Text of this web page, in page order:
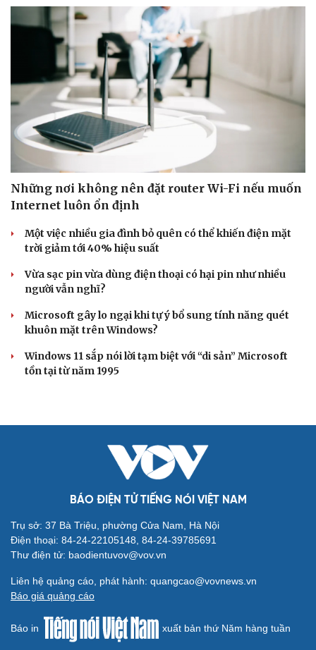
Những nơi không nên đặt router Wi-Fi nếu muốn
Internet luôn ổn định
Một việc nhiều gia đình bỏ quên có thể khiến điện mặt
trời giảm tới 40% hiệu suất
Vừa sạc pin vừa dùng điện thoại có hại pin như nhiều
người vẫn nghĩ?
Microsoft gây lo ngại khi tự ý bổ sung tính năng quét
khuôn mặt trên Windows?
Windows 11 sắp nói lời tạm biệt với “di sản” Microsoft
tồn tại từ năm 1995
BÁO ĐIỆN TỬ TIẾNG NÓI VIỆT NAM
Trụ sở: 37 Bà Triệu, phường Cửa Nam, Hà Nội
Điện thoại: 84-24-22105148, 84-24-39785691
Thư điện tử: baodientuvov@vov.vn
Liên hệ quảng cáo, phát hành: quangcao@vovnews.vn
Báo giá quảng cáo
Báo in xuất bản thứ Năm hàng tuần